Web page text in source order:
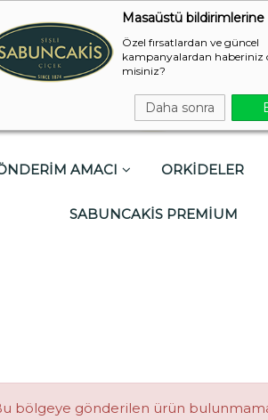
Masaüstü
Özel fırsatlardan ve güncel
kampanyalardan haberiniz
misiniz?
Daha sonra
AMACI ORKİDELER
SABUNCAKİS PREMİUM
bölgeye gönderilen ürün